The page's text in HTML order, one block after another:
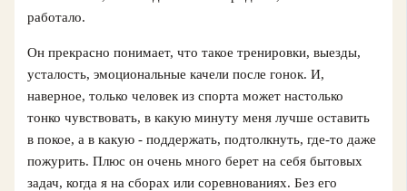
работало.
Он прекрасно понимает, что такое тренировки, выезды,
усталость, эмоциональные качели после гонок. И,
наверное, только человек из спорта может настолько
тонко чувствовать, в какую минуту меня лучше оставить
в покое, а в какую - поддержать, подтолкнуть, где‑то даже
пожурить. Плюс он очень много берет на себя бытовых
задач, когда я на сборах или соревнованиях. Без его